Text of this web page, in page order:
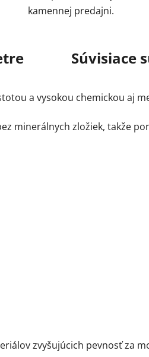
kamennej predajni.
Súvisiace
a vysokou chemickou aj
minerálnych zložiek, takže
zvyšujúcich pevnosť za